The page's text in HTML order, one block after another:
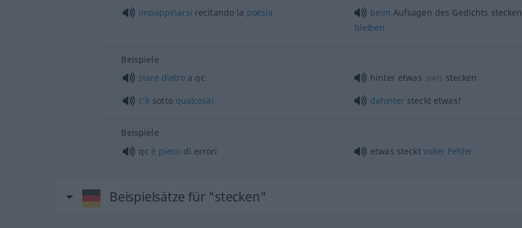
impappinarsi recitando la poesia beim Aufsagen des Gedichts stecken
bleiben
Beispiele
stare dietro a qc hinteretwas (DAT) stecken
c’è sotto qualcosa! dahinterstecktetwas!
Beispiele
qc è pieno di errori etwas steckt voller Fehler
Beispielsätze für "stecken"